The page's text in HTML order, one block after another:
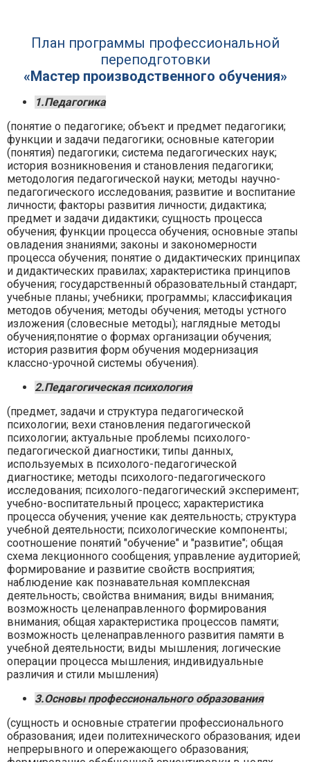
План программы профессиональной
переподготовки
«Мастер производственного обучения»
1.Педагогика
(понятие о педагогике; объект и предмет педагогики;
функции и задачи педагогики; основные категории
(понятия) педагогики; система педагогических наук;
история возникновения и становления педагогики;
методология педагогической науки; методы научно-
педагогического исследования; развитие и воспитание
личности; факторы развития личности; дидактика;
предмет и задачи дидактики; сущность процесса
обучения; функции процесса обучения; основные этапы
овладения знаниями; законы и закономерности
процесса обучения; понятие о дидактических принципах
и дидактических правилах; характеристика принципов
обучения; государственный образовательный стандарт;
учебные планы; учебники; программы; классификация
методов обучения; методы обучения; методы устного
изложения (словесные методы); наглядные методы
обучения;понятие о формах организации обучения;
история развития форм обучения модернизация
классно-урочной системы обучения).
2.Педагогическая психология
(предмет, задачи и структура педагогической
психологии; вехи становления педагогической
психологии; актуальные проблемы психолого-
педагогической диагностики; типы данных,
используемых в психолого-педагогической
диагностике; методы психолого-педагогического
исследования; психолого-педагогический эксперимент;
учебно-воспитательный процесс; характеристика
процесса обучения; учение как деятельность; структура
учебной деятельности; психологические компоненты;
соотношение понятий "обучение" и "развитие"; общая
схема лекционного сообщения; управление аудиторией;
формирование и развитие свойств восприятия;
наблюдение как познавательная комплексная
деятельность; свойства внимания; виды внимания;
возможность целенаправленного формирования
внимания; общая характеристика процессов памяти;
возможность целенаправленного развития памяти в
учебной деятельности; виды мышления; логические
операции процесса мышления; индивидуальные
различия и стили мышления)
3.Основы профессионального образования
(сущность и основные стратегии профессионального
образования; идеи политехнического образования; идеи
непрерывного и опережающего образования;